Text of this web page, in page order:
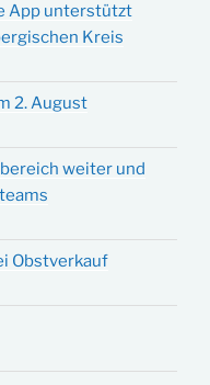
App unterstützt
Kreis
2. August
weiter und
Obstverkauf